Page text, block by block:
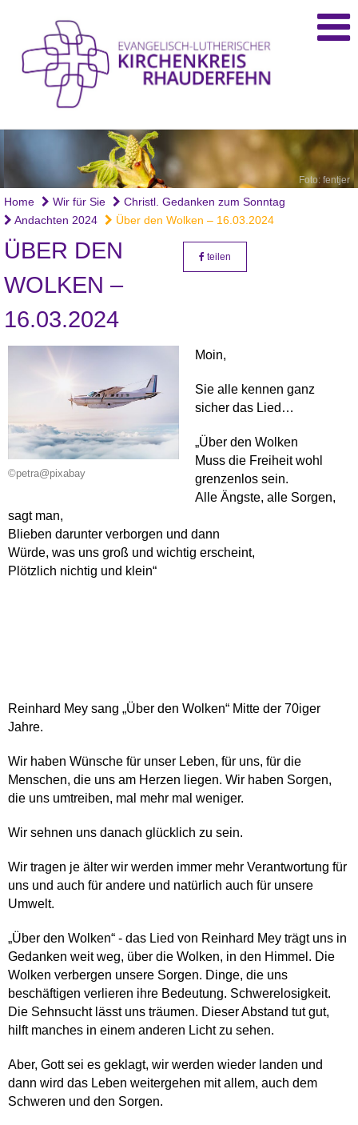
Foto: fentjer
Home Wir für Sie
Christl. Gedanken zum Sonntag
Andachten 2024
Über den Wolken – 16.03.2024
ÜBER DEN
WOLKEN –
16.03.2024
teilen
©petra@pixabay
Moin,
Sie alle kennen ganz
sicher das Lied…
„Über den Wolken
Muss die Freiheit wohl
grenzenlos sein.
Alle Ängste, alle Sorgen,
sagt man,
Blieben darunter verborgen und dann
Würde, was uns groß und wichtig erscheint,
Plötzlich nichtig und klein“
Reinhard Mey sang „Über den Wolken“ Mitte der 70iger
Jahre.
Wir haben Wünsche für unser Leben, für uns, für die
Menschen, die uns am Herzen liegen. Wir haben Sorgen,
die uns umtreiben, mal mehr mal weniger.
Wir sehnen uns danach glücklich zu sein.
Wir tragen je älter wir werden immer mehr Verantwortung für
uns und auch für andere und natürlich auch für unsere
Umwelt.
„Über den Wolken“ - das Lied von Reinhard Mey trägt uns in
Gedanken weit weg, über die Wolken, in den Himmel. Die
Wolken verbergen unsere Sorgen. Dinge, die uns
beschäftigen verlieren ihre Bedeutung. Schwerelosigkeit.
Die Sehnsucht lässt uns träumen. Dieser Abstand tut gut,
hilft manches in einem anderen Licht zu sehen.
Aber, Gott sei es geklagt, wir werden wieder landen und
dann wird das Leben weitergehen mit allem, auch dem
Schweren und den Sorgen.